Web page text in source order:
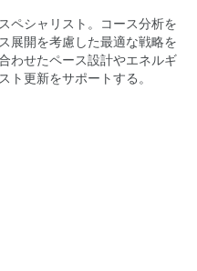
ペシャリスト。コース分析を
展開を考慮した最適な戦略を
わせたペース設計やエネルギ
ト更新をサポートする。